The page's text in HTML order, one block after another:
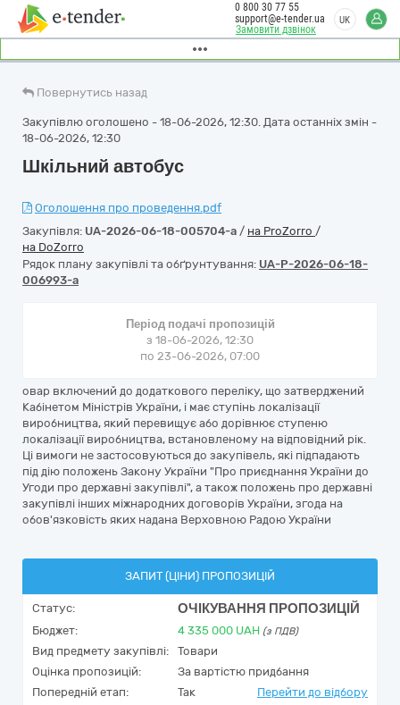
Замовити дзвінок
0 800 30 77 55
support@e-tender.ua
UK
Повернутись назад
Закупівлю оголошено - 18-06-2026, 12:30. Дата останніх змін -
18-06-2026, 12:30
Шкільний автобус
Оголошення про проведення.pdf
Закупівля: UA-2026-06-18-005704-a / на ProZorro /
на DoZorro
Рядок плану закупівлі та обґрунтування: UA-P-2026-06-18-
006993-a
Період подачі пропозицій
з 18-06-2026, 12:30
по 23-06-2026, 07:00
овар включений до додаткового переліку, що затверджений
Кабінетом Міністрів України, і має ступінь локалізації
виробництва, який перевищує або дорівнює ступеню
локалізації виробництва, встановленому на відповідний рік.
Ці вимоги не застосовуються до закупівель, які підпадають
під дію положень Закону України "Про приєднання України до
Угоди про державні закупівлі", а також положень про державні
закупівлі інших міжнародних договорів України, згода на
обов'язковість яких надана Верховною Радою України
ЗАПИТ (ЦІНИ) ПРОПОЗИЦІЙ
Статус: ОЧІКУВАННЯ ПРОПОЗИЦІЙ
Бюджет: 4 335 000 UAH (з ПДВ)
Вид предмету закупівлі:
Товари
Оцінка пропозицій:
За вартістю придбання
Попередній етап:
Так Перейти до відбору